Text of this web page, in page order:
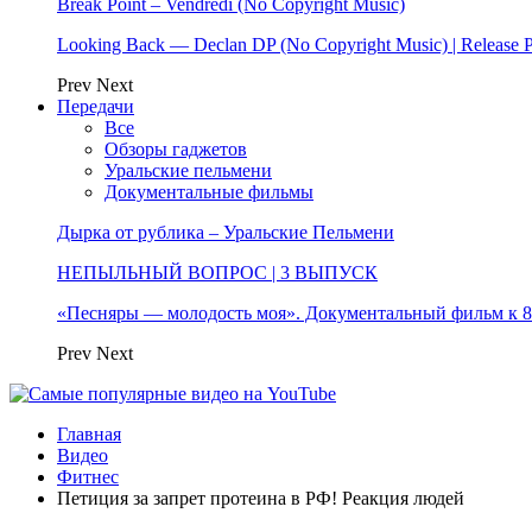
Break Point – Vendredi (No Copyright Music)
Looking Back — Declan DP (No Copyright Music) | Release
Prev Next
Передачи
Все
Обзоры гаджетов
Уральские пельмени
Документальные фильмы
Дырка от рублика – Уральские Пельмени
НЕПЫЛЬНЫЙ ВОПРОС | 3 ВЫПУСК
«Песняры — молодость моя». Документальный фильм к
Prev Next
Главная
Видео
Фитнес
Петиция за запрет протеина в РФ! Реакция людей